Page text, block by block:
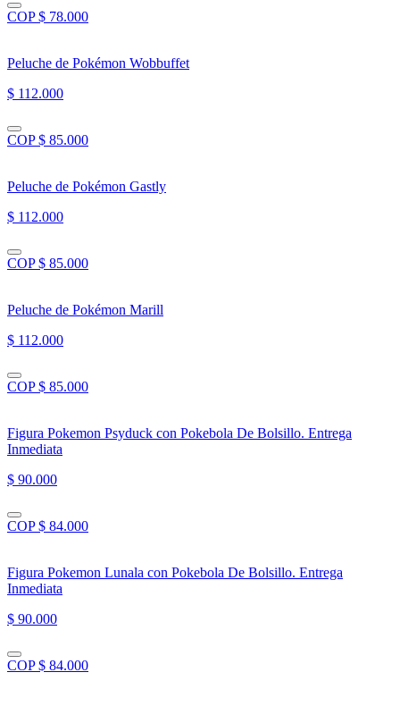
COP $ 78.000
Peluche de Pokémon Wobbuffet
$ 112.000
COP $ 85.000
Peluche de Pokémon Gastly
$ 112.000
COP $ 85.000
Peluche de Pokémon Marill
$ 112.000
COP $ 85.000
Figura Pokemon Psyduck con Pokebola De Bolsillo. Entrega
Inmediata
$ 90.000
COP $ 84.000
Figura Pokemon Lunala con Pokebola De Bolsillo. Entrega
Inmediata
$ 90.000
COP $ 84.000